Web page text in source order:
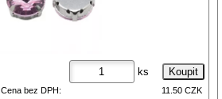
ks
Cena bez DPH: 11.50 CZK